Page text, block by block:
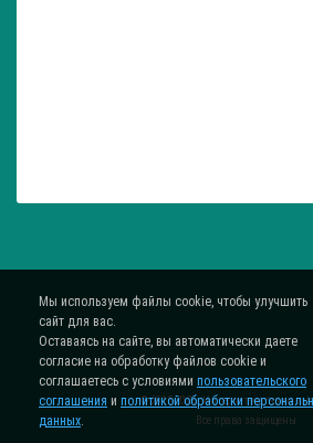
® 2015-2026. Интернет-магазин
Все права защищены.
Мы используем файлы cookie, чтобы улучшить
сайт для вас.
Оставаясь на сайте, вы автоматически даете
согласие на обработку файлов cookie и
соглашаетесь с условиями пользовательского
соглашения и политикой обработки
данных.